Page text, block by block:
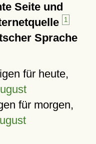
Seite und
1
Sprache
für heute,
für morgen,